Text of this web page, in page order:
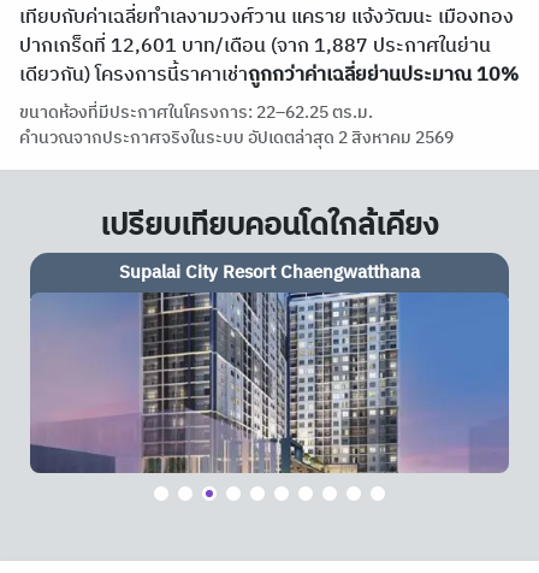
เทียบกับค่าเฉลี่ยทำเลงามวงศ์วาน แคราย แจ้งวัฒนะ เมืองทอง
ปากเกร็ดที่ 12,601 บาท/เดือน (จาก 1,887 ประกาศในย่าน
เดียวกัน) โครงการนี้ราคาเช่าถูกกว่าค่าเฉลี่ยย่านประมาณ 10%
ขนาดห้องที่มีประกาศในโครงการ: 22–62.25 ตร.ม.
คำนวณจากประกาศจริงในระบบ อัปเดตล่าสุด 2 สิงหาคม 2569
เปรียบเทียบคอนโดใกล้เคียง
Supalai City Resort Chaengwatthana